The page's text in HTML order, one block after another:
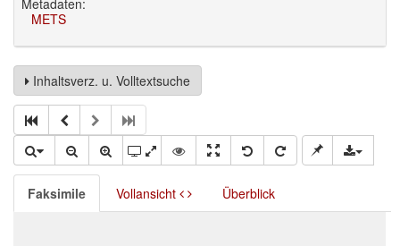
METS
Inhaltsverz. u. Volltextsuche
Faksimile Vollansicht Überblick